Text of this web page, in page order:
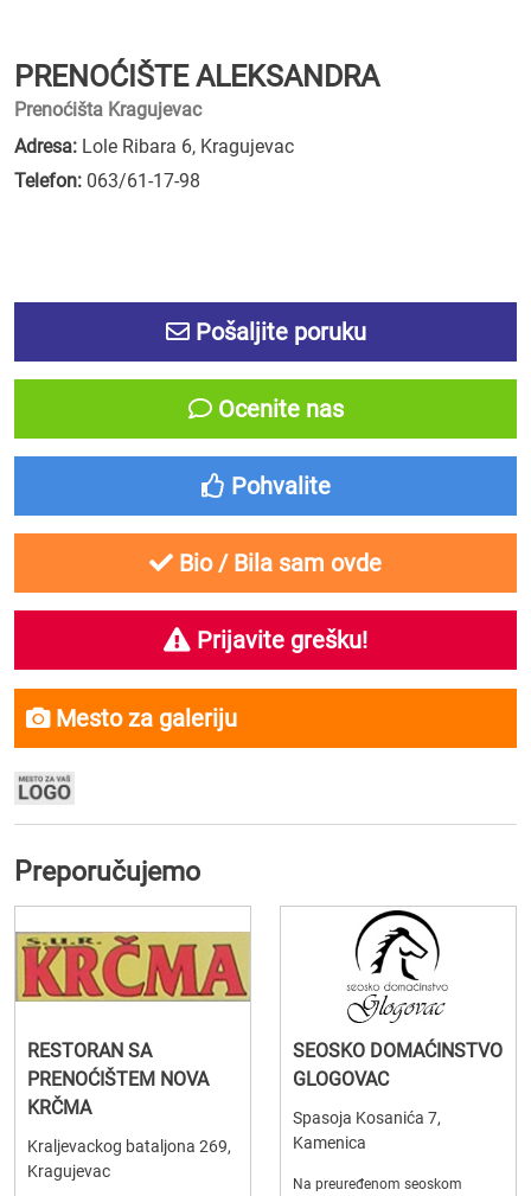
PRENOĆIŠTE ALEKSANDRA
Prenoćišta Kragujevac
Adresa: Lole Ribara 6, Kragujevac
Telefon: 063/61-17-98
Pošaljite poruku
Ocenite nas
Pohvalite
Bio / Bila sam ovde
Prijavite grešku!
Mesto za galeriju
Preporučujemo
RESTORAN SA
PRENOĆIŠTEM NOVA
KRČMA
Kraljevackog bataljona 269,
Kragujevac
SEOSKO DOMAĆINSTVO
GLOGOVAC
Spasoja Kosanića 7,
Kamenica
Na preuređenom seoskom